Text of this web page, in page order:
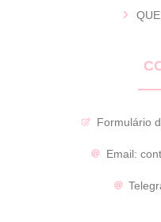
Formulário
Email: